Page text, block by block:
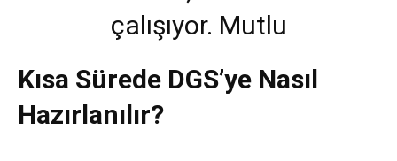
Kısa Sürede DGS’ye Nasıl
Hazırlanılır?